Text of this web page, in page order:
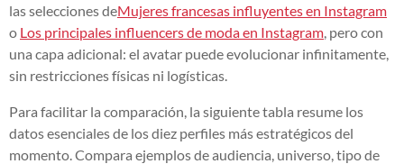
las selecciones deMujeres francesas influyentes en Instagram
o Los principales influencers de moda en Instagram , pero con
una capa adicional: el avatar puede evolucionar infinitamente,
sin restricciones físicas ni logísticas.
Para facilitar la comparación, la siguiente tabla resume los
datos esenciales de los diez perfiles más estratégicos del
momento. Compara ejemplos de audiencia, universo, tipo de